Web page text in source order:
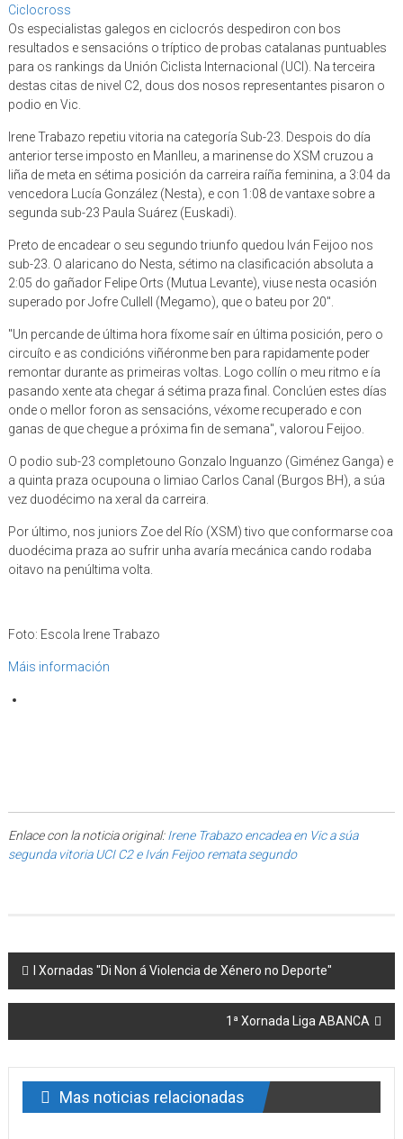
Ciclocross
Os especialistas galegos en ciclocrós despediron con bos
resultados e sensacións o tríptico de probas catalanas puntuables
para os rankings da Unión Ciclista Internacional (UCI). Na terceira
destas citas de nivel C2, dous dos nosos representantes pisaron o
podio en Vic.
Irene Trabazo repetiu vitoria na categoría Sub-23. Despois do día
anterior terse imposto en Manlleu, a marinense do XSM cruzou a
liña de meta en sétima posición da carreira raíña feminina, a 3:04 da
vencedora Lucía González (Nesta), e con 1:08 de vantaxe sobre a
segunda sub-23 Paula Suárez (Euskadi).
Preto de encadear o seu segundo triunfo quedou Iván Feijoo nos
sub-23. O alaricano do Nesta, sétimo na clasificación absoluta a
2:05 do gañador Felipe Orts (Mutua Levante), viuse nesta ocasión
superado por Jofre Cullell (Megamo), que o bateu por 20".
"Un percande de última hora fíxome saír en última posición, pero o
circuíto e as condicións viñéronme ben para rapidamente poder
remontar durante as primeiras voltas. Logo collín o meu ritmo e ía
pasando xente ata chegar á sétima praza final. Conclúen estes días
onde o mellor foron as sensacións, véxome recuperado e con
ganas de que chegue a próxima fin de semana", valorou Feijoo.
O podio sub-23 completouno Gonzalo Inguanzo (Giménez Ganga) e
a quinta praza ocupouna o limiao Carlos Canal (Burgos BH), a súa
vez duodécimo na xeral da carreira.
Por último, nos juniors Zoe del Río (XSM) tivo que conformarse coa
duodécima praza ao sufrir unha avaría mecánica cando rodaba
oitavo na penúltima volta.
Foto: Escola Irene Trabazo
Máis información
Enlace con la noticia original:Irene Trabazo encadea en Vic a súa
segunda vitoria UCI C2 e Iván Feijoo remata segundo
Post navigation
I Xornadas "Di Non á Violencia de Xénero no Deporte"
1ª Xornada Liga ABANCA
Mas noticias relacionadas